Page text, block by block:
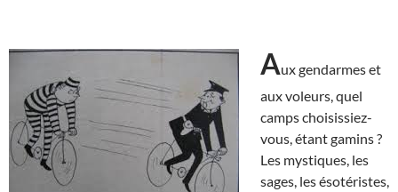
Aux gendarmes et
aux voleurs, quel
camps choisissiez-
vous, étant gamins ?
Les mystiques, les
sages, les ésotéristes,